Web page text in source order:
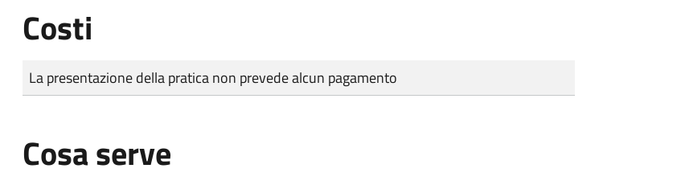
Costi
Tipo di pagamento
Importo
La presentazione della pratica non prevede alcun pagamento
Cosa serve